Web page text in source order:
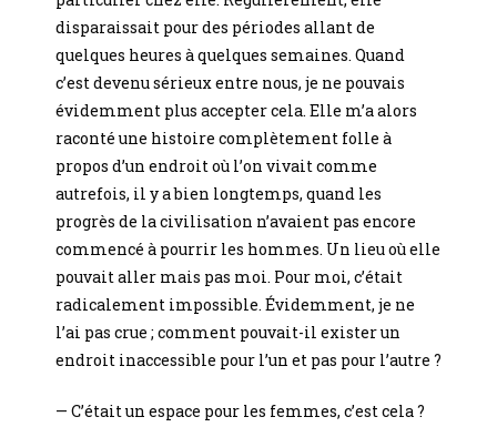
disparaissait pour des périodes allant de
quelques heures à quelques semaines. Quand
c’est devenu sérieux entre nous, je ne pouvais
évidemment plus accepter cela. Elle m’a alors
raconté une histoire complètement folle à
propos d’un endroit où l’on vivait comme
autrefois, il y a bien longtemps, quand les
progrès de la civilisation n’avaient pas encore
commencé à pourrir les hommes. Un lieu où elle
pouvait aller mais pas moi. Pour moi, c’était
radicalement impossible. Évidemment, je ne
l’ai pas crue ; comment pouvait-il exister un
endroit inaccessible pour l’un et pas pour l’autre ?
— C’était un espace pour les femmes, c’est cela ?